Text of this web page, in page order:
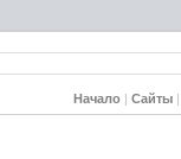
Начало Сайты